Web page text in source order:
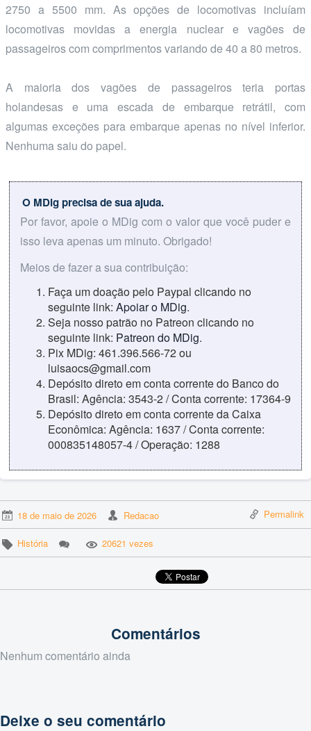
2750 a 5500 mm. As opções de locomotivas incluíam
locomotivas movidas a energia nuclear e vagões de
passageiros com comprimentos variando de 40 a 80 metros.
A maioria dos vagões de passageiros teria portas
holandesas e uma escada de embarque retrátil, com
algumas exceções para embarque apenas no nível inferior.
Nenhuma saiu do papel.
O MDig precisa de sua ajuda.
Por favor, apoie o MDig com o valor que você puder e
isso leva apenas um minuto. Obrigado!
Meios de fazer a sua contribuição:
Faça um doação pelo Paypal clicando no
seguinte link: Apoiar o MDig.
Seja nosso patrão no Patreon clicando no
seguinte link: Patreon do MDig.
Pix MDig: 461.396.566-72 ou
luisaocs@gmail.com
Depósito direto em conta corrente do Banco do
Brasil: Agência: 3543-2 / Conta corrente: 17364-9
Depósito direto em conta corrente da Caixa
Econômica: Agência: 1637 / Conta corrente:
000835148057-4 / Operação: 1288
18 de maio de 2026 Redacao Permalink
História 20621 vezes
Comentários
Nenhum comentário ainda
Deixe o seu comentário